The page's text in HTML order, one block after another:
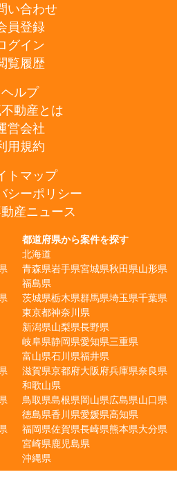
い合わせ
員登録
グイン
覧履歴
ヘルプ
動産とは
営会社
用規約
トマップ
シーポリシー
産ニュース
都道府県から案件を探す
北海道
青森県岩手県宮城県秋田県山形県
福島県
茨城県栃木県群馬県埼玉県千葉県
東京都神奈川県
新潟県山梨県長野県
岐阜県静岡県愛知県三重県
富山県石川県福井県
滋賀県京都府大阪府兵庫県奈良県
和歌山県
鳥取県島根県岡山県広島県山口県
徳島県香川県愛媛県高知県
福岡県佐賀県長崎県熊本県大分県
宮崎県鹿児島県
沖縄県